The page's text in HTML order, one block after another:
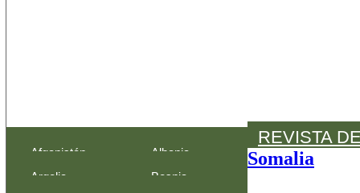
Afganistán
Albania
Argelia
Bosnia-
REVISTA
Somalia